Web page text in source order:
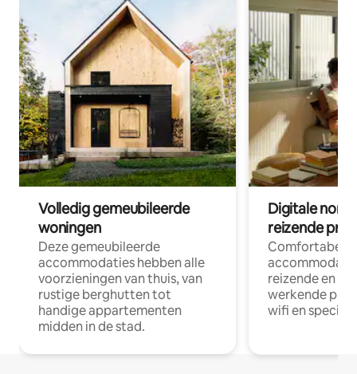
Volledig gemeubileerde
woningen
Deze gemeubileerde
accommodaties hebben alle
voorzieningen van thuis, van
rustige berghutten tot
handige appartementen
midden in de stad.
Digitale
reizende
Comfortabele
reizende en
werkende
wifi en